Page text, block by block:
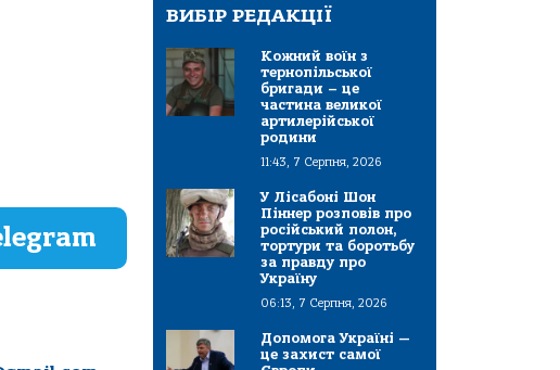
ВИБІР РЕДАКЦІЇ
Кожний воїн з
тернопільської
бригади – це
частина великої
артилерійської
родини
11:43, 7 Серпня, 2026
У Лісабоні Шон
Піннер розповів про
російський полон,
тортури та боротьбу
за правду про
Україну
06:13, 7 Серпня, 2026
Допомога Україні —
це захист самої